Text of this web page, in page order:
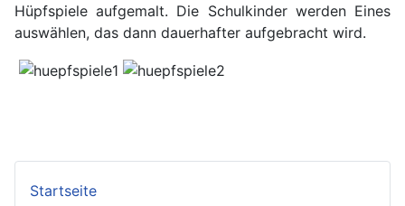
Hüpfspiele aufgemalt. Die Schulkinder werden Eines
auswählen, das dann dauerhafter aufgebracht wird.
Startseite